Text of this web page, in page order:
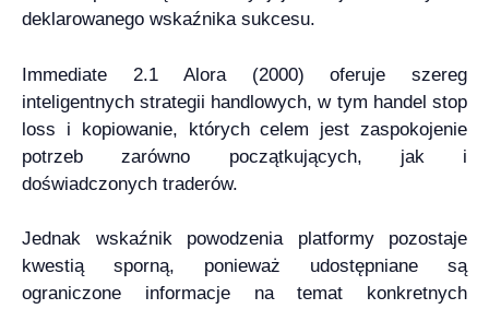
deklarowanego wskaźnika sukcesu.
Immediate 2.1 Alora (2000) oferuje szereg
inteligentnych strategii handlowych, w tym handel stop
loss i kopiowanie, których celem jest zaspokojenie
potrzeb zarówno początkujących, jak i
doświadczonych traderów.
Jednak wskaźnik powodzenia platformy pozostaje
kwestią sporną, ponieważ udostępniane są
ograniczone informacje na temat konkretnych